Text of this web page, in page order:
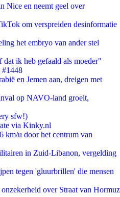
Nice en neemt geel over
om verspreiden desinformatie
het embryo van ander stel
ik heb gefaald als moeder"
#1448
en Jemen aan, dreigen met
op NAVO-land groeit,
sfw!)
via Kinky.nl
km/u door het centrum van
in Zuid-Libanon, vergelding
tegen 'gluurbrillen' die mensen
over Straat van Hormuz